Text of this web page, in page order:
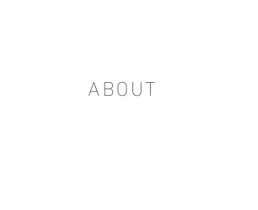
ABOUT